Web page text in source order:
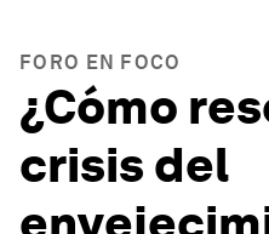
FORO EN FOCO
¿Cómo
crisis del